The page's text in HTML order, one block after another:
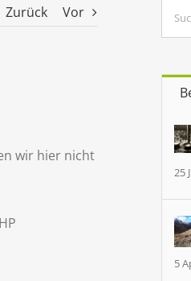
Zurück Vor
wir hier nicht
25
5